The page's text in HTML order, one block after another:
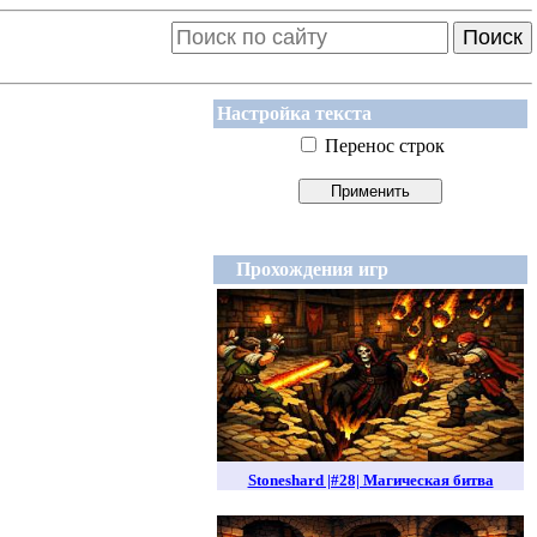
Поиск
Настройка текста
Перенос строк
Прохождения игр
Stoneshard |#28| Магическая битва